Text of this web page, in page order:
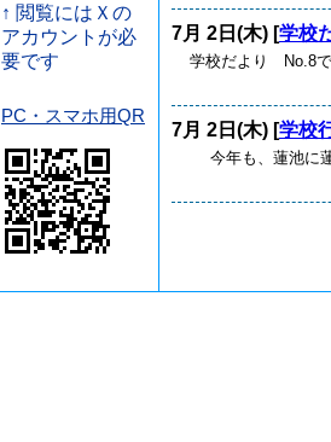
↑ 閲覧にはＸの
アカウントが必
要です
PC・スマホ用QR
7月 2日(木) [学校
学校だより No.8
7月 2日(木) [学校
今年も、蓮池に蓮